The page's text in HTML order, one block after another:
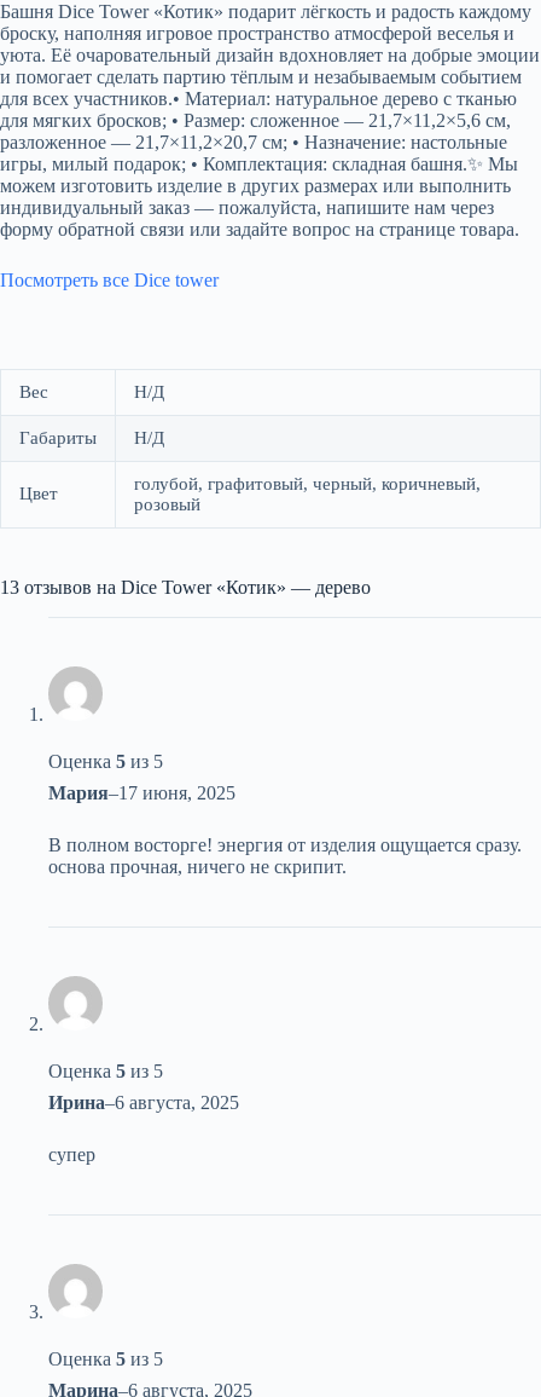
Башня Dice Tower «Котик» подарит лёгкость и радость каждому
броску, наполняя игровое пространство атмосферой веселья и
уюта. Её очаровательный дизайн вдохновляет на добрые эмоции
и помогает сделать партию тёплым и незабываемым событием
для всех участников.• Материал: натуральное дерево с тканью
для мягких бросков; • Размер: сложенное — 21,7×11,2×5,6 см,
разложенное — 21,7×11,2×20,7 см; • Назначение: настольные
игры, милый подарок; • Комплектация: складная башня.✨ Мы
можем изготовить изделие в других размерах или выполнить
индивидуальный заказ — пожалуйста, напишите нам через
форму обратной связи или задайте вопрос на странице товара.
Посмотреть все Dice tower
Вес Н/Д
Габариты Н/Д
Цвет
голубой, графитовый, черный, коричневый,
розовый
13 отзывов на Dice Tower «Котик» — дерево
Оценка 5 из 5
Мария–17 июня, 2025
В полном восторге! энергия от изделия ощущается сразу.
основа прочная, ничего не скрипит.
Оценка 5 из 5
Ирина–6 августа, 2025
супер
Оценка 5 из 5
Марина–6 августа, 2025